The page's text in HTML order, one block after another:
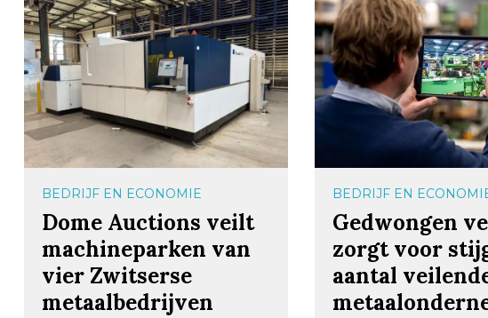
BEDRIJF EN ECONOMIE
Dome Auctions veilt
machineparken van
vier Zwitserse
metaalbedrijven
BEDRIJF EN
Gedwongen
zorgt voor
aantal